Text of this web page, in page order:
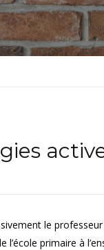
le
l’école primaire à